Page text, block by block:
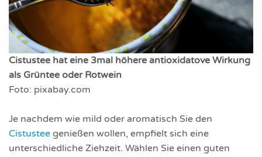
Cistustee hat eine 3mal höhere antioxidatove Wirkung
als Grüntee oder Rotwein
Foto: pixabay.com
Je nachdem wie mild oder aromatisch Sie den
Cistustee genießen wollen, empfielt sich eine
unterschiedliche Ziehzeit. Wählen Sie einen guten